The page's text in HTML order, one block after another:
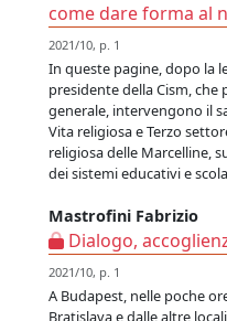
come dare forma al
2021/10, p. 1
In queste pagine, dopo la
presidente della Cism, che
generale, intervengono il
Vita religiosa e Terzo
religiosa delle Marcelline,
dei sistemi educativi e
Mastrofini Fabrizio
Dialogo,
2021/10, p. 1
A Budapest, nelle poche
Bratislava e dalle altre